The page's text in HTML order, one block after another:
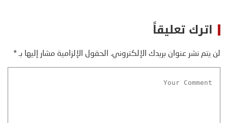
اترك تعليقاً
لن يتم نشر عنوان بريدك الإلكتروني. الحقول الإلزامية مشار إليها بـ*